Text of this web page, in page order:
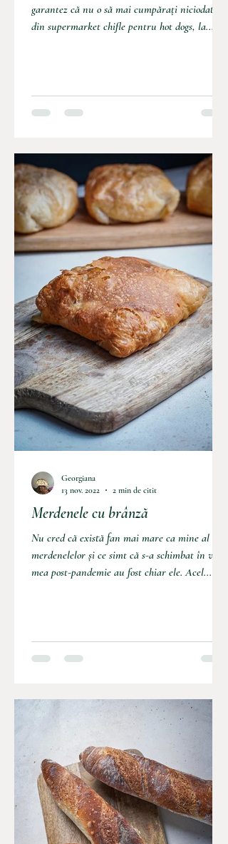
garantez că nu o să mai cumpărați niciodată
din supermarket chifle pentru hot dogs, la...
Merdenele cu brânză
Nu cred că există fan mai mare ca mine al
merdenelelor și ce simt că s-a schimbat în viața
mea post-pandemie au fost chiar ele. Acel...
Georgiana
13 nov. 2022
2 min de citit